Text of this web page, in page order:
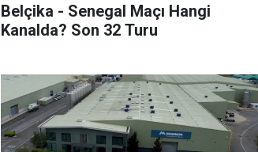
Belçika - Senegal Maçı Hangi
Kanalda? Son 32 Turu